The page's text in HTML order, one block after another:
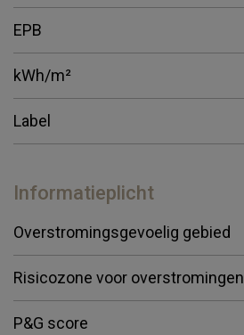
EPB
kWh/m²
Label
Informatieplicht
Overstromingsgevoelig gebied
Risicozone voor overstromingen
P&G score